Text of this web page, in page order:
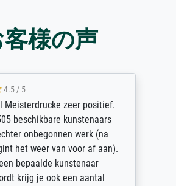
客様の声
4.5 / 5
Meisterdrucke zeer positief.
beschikbare kunstenaars
onbegonnen werk (na
het weer van voor af aan).
bepaalde kunstenaar
krijg je ook een aantal